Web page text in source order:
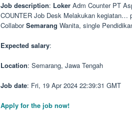
Job description: Loker Adm Counter PT
COUNTER Job Desk Melakukan kegiatan…
CollaborSemarang Wanita, single
Expected salary:
Location: Semarang, Jawa Tengah
Job date: Fri, 19 Apr 2024 22:39:31 GMT
Apply for the job now!